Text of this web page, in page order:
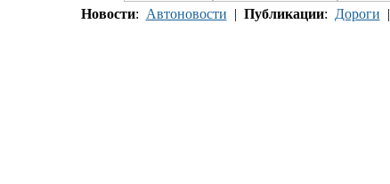
Новости: Автоновости | Публикации: Дороги |